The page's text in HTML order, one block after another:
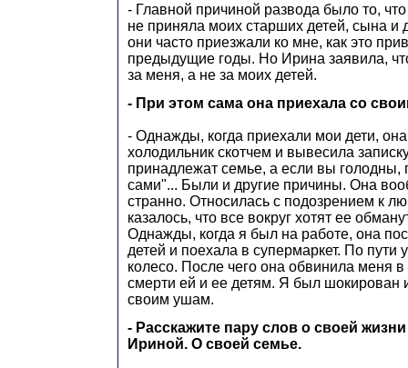
- Главной причиной развода было то, что
не приняла моих старших детей, сына и
они часто приезжали ко мне, как это
предыдущие годы. Но Ирина заявила,
за меня, а не за моих детей.
- При этом сама она приехала со
- Однажды, когда приехали мои дети,
холодильник скотчем и вывесила
принадлежат семье, а если вы голодны,
сами"... Были и другие причины. Она
странно. Относилась с подозрением к
казалось, что все вокруг хотят ее
Однажды, когда я был на работе, она
детей и поехала в супермаркет. По пути
колесо. После чего она обвинила меня в
смерти ей и ее детям. Я был шокирован
своим ушам.
- Расскажите пару слов о своей
Ириной. О своей семье.